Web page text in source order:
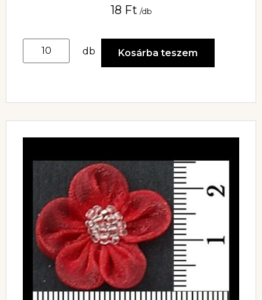
18 Ft /db
db Kosárba teszem